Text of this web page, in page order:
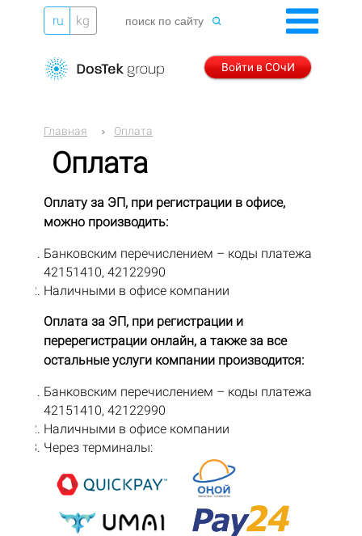
ru kg
Войти в СОчИ
Главная Оплата
Оплата
Оплату за ЭП, при регистрации в офисе,
можно производить:
Банковским перечислением – коды платежа
42151410, 42122990
Наличными в офисе компании
Оплата за ЭП, при регистрации и
перерегистрации онлайн, а также за все
остальные услуги компании производится:
Банковским перечислением – коды платежа
42151410, 42122990
Наличными в офисе компании
Через терминалы: